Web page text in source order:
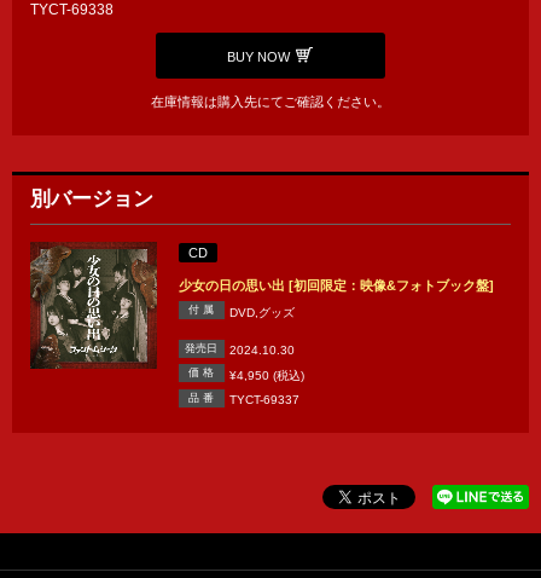
TYCT-69338
BUY NOW
在庫情報は購入先にてご確認ください。
別バージョン
CD
少女の日の思い出 [初回限定：映像&フォトブック盤]
付 属 DVD,グッズ
発売日 2024.10.30
価 格 ¥4,950 (税込)
品 番 TYCT-69337